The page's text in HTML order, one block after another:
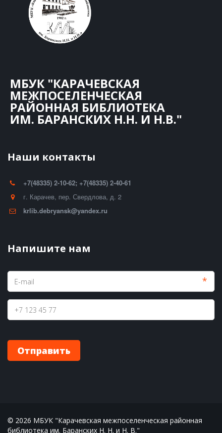
МБУК "КАРАЧЕВСКАЯ
МЕЖПОСЕЛЕНЧЕСКАЯ
РАЙОННАЯ БИБЛИОТЕКА
ИМ. БАРАНСКИХ Н.Н. И Н.В."
Наши контакты
+7(48335) 2-10-62; +7(48335) 2-40-61
г. Карачев, пер. Свердлова, д. 2
krlib.debryansk@yandex.ru
Напишите нам
*
Отправить
© 2026 МБУК "Карачевская межпоселенческая районная
библиотека им. Баранских Н. Н. и Н. В."